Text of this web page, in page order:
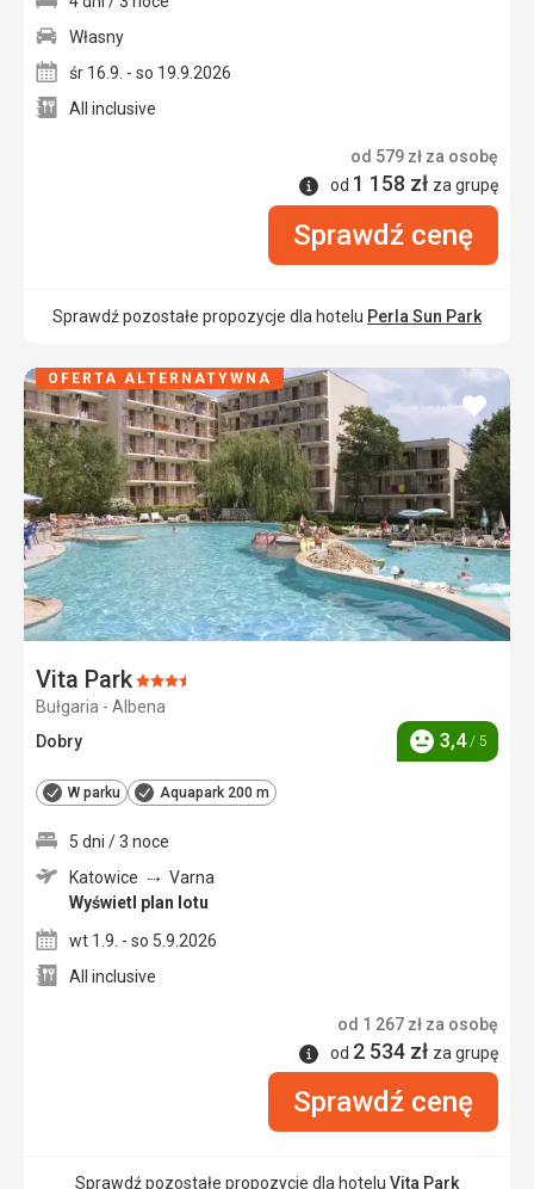
Własny
śr 16.9. - so 19.9.2026
All inclusive
od 579 zł za osobę
Informacje
od 1 158 zł za grupę
Sprawdź cenę
Sprawdź pozostałe propozycje dla hotelu Perla Sun Park
Vita ParkOcena:
3.5/5
Bułgaria - Albena
Dobry
Ocena
3,4/ 5
W parku Aquapark 200 m
dodaj
do
5 dni / 3 noce
Katowice
Varna
Wyświetl plan lotu
wt 1.9. - so 5.9.2026
All inclusive
od 1 267 zł za osobę
Informacje
od 2 534 zł za grupę
Sprawdź cenę
Sprawdź pozostałe propozycje dla hotelu Vita Park
OFERTA ALTERNATYWNA